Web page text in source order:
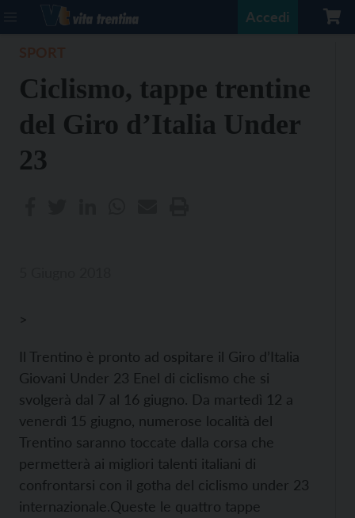
Accedi
Ciclismo, tappe trentine
del Giro d’Italia Under
23
>
Il Trentino è pronto ad ospitare il Giro d’Italia
Giovani Under 23 Enel di ciclismo che si
svolgerà dal 7 al 16 giugno. Da martedì 12 a
venerdì 15 giugno, numerose località del
Trentino saranno toccate dalla corsa che
permetterà ai migliori talenti italiani di
confrontarsi con il gotha del ciclismo under 23
internazionale.Queste le quattro tappe